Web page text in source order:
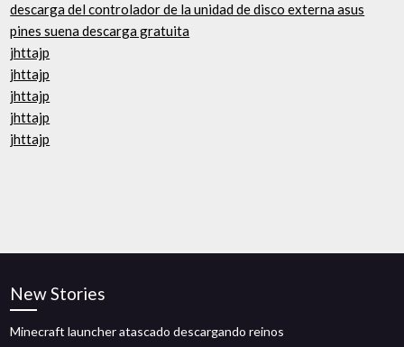
descarga del controlador de la unidad de disco externa asus
pines suena descarga gratuita
jhttajp
jhttajp
jhttajp
jhttajp
jhttajp
New Stories
Minecraft launcher atascado descargando reinos